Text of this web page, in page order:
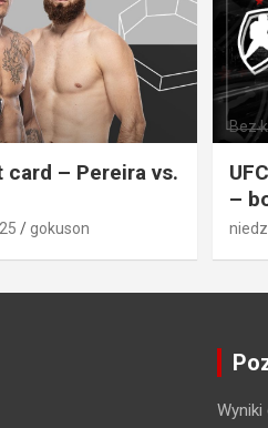
card – Pereira vs.
gokuson
Bez
–
Wyniki